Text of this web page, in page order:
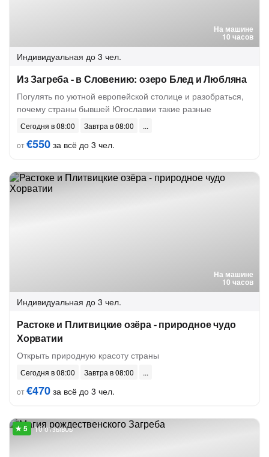
На машине
10 часов
Индивидуальная до 3 чел.
Из Загреба - в Словению: озеро Блед и Любляна
Погулять по уютной европейской столице и разобраться,
почему страны бывшей Югославии такие разные
Сегодня в 08:00
Завтра в 08:00
от€550 за всё до 3 чел.
На машине
10 часов
Индивидуальная до 3 чел.
Растоке и Плитвицкие озёра - природное чудо
Хорватии
Открыть природную красоту страны
Сегодня в 08:00
Завтра в 08:00
от€470 за всё до 3 чел.
10 отзывов